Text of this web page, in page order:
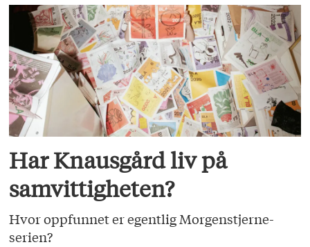
Har Knausgård liv på
samvittigheten?
Hvor oppfunnet er egentlig Morgenstjerne-
serien?